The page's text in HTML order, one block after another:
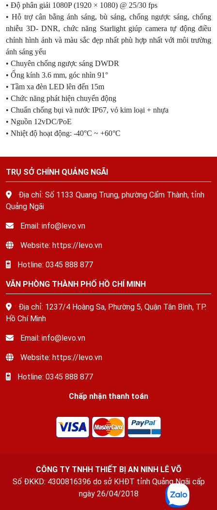
• Độ phân giải 1080P (1920 × 1080) @ 25/30 fps
• Hỗ trợ cân bằng ánh sáng, bù sáng, chống ngược sáng, chống
nhiễu 3D- DNR, chức năng Starlight giúp camera tự động điều
chỉnh hình ảnh và màu sắc đẹp nhất phù hợp nhất với môi trường
ánh sáng yếu
• Chuyên chống ngược sáng DWDR
• Ống kính 3.6 mm, góc nhìn 91°
• Tầm xa đèn LED lên đến 15m
• Chức năng phát hiện chuyển động
• Chuẩn chống bụi và nước IP67, vỏ kim loại + nhựa
• Nguồn 12vDC/PoE
• Nhiệt độ hoạt động: -40°C ~ +60°C
TRỤ SỞ CHÍNH QUẢNG NGÃI
Địa chỉ: Số 1133 Quang Trung, phường Cẩm Thành, tỉnh
Quảng Ngãi
Email: info@levo.vn
Website: https://levo.vn
Hotline: 0345 888 877
VĂN PHÒNG THÀNH PHỐ HỒ CHÍ MINH
Địa chỉ: 1237/4 Hoàng Sa, Phường 5, Quận Tân Bình, TP.
Hồ Chí Minh
Email: info@levo.vn
Website: https://levo.vn
Hotline: 0345 888 877
Chấp nhận thanh toán
CÔNG TY TNHH THIẾT BỊ AN NINH LÊ VÕ
Số ĐKKD: 4300816396 do sở KHĐT tỉnh Quảng Ngãi cấp
ngày 26/04/2018
Văn phòng luật